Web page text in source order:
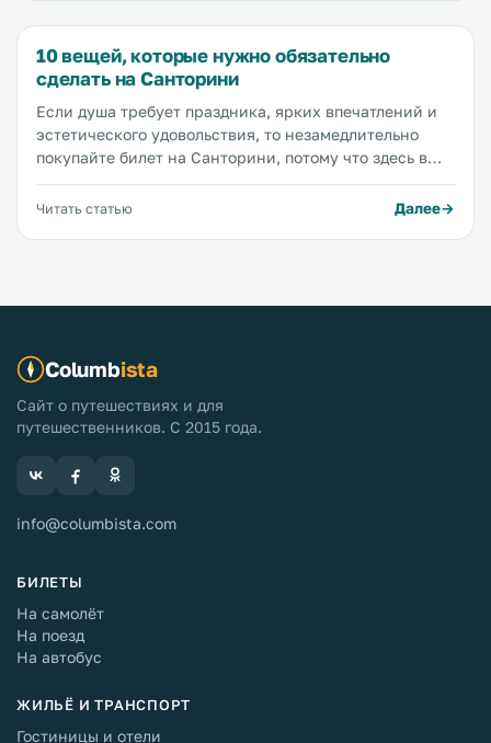
отель нужно выбрать такой, чтобы в него хотелось
вернуться после прогулки. Поэтому мы предлагаем
вашему вниманию обзор самых красивых и
колоритных отелей и апартаментов Санторини.
10 вещей, которые нужно обязательно
сделать на Санторини
Если душа требует праздника, ярких впечатлений и
эстетического удовольствия, то незамедлительно
покупайте билет на Санторини, потому что здесь в
избытке есть все, что вам нужно. Уникальная
архитектура — есть! Завораживающие горы — есть!
проникнуться духом этого острова...
Читать статью Далее
Columbista
Сайт о путешествиях и для
путешественников. С 2015 года.
info@columbista.com
БИЛЕТЫ
На самолёт
На поезд
На автобус
ЖИЛЬЁ И ТРАНСПОРТ
Гостиницы и отели